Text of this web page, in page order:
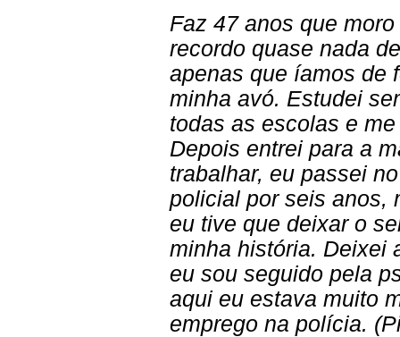
Faz 47 anos que
recordo quase nada
apenas que íamos de
minha avó. Estudei
todas as escolas e
Depois entrei para a
trabalhar, eu passei
policial por seis anos,
eu tive que deixar o
minha história. Deixei
eu sou seguido pela
aqui eu estava muito
emprego na polícia.